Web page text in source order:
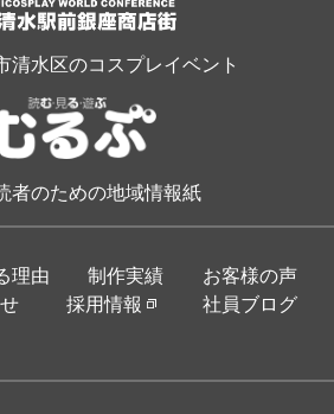
清水区のコスプレイベント
者のための地域情報紙
理由 制作実績
お客様の声
採用情報
社員ブログ